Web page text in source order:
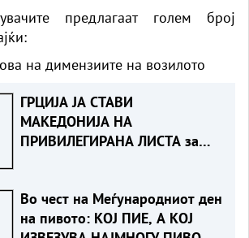
предлагаат голем број
на димензиите на возилото
ГРЦИЈА ЈА СТАВИ
МАКЕДОНИЈА НА
ПРИВИЛЕГИРАНА ЛИСТА за
Во чест на Меѓународниот ден
на пивото: КОЈ ПИЕ, А КОЈ